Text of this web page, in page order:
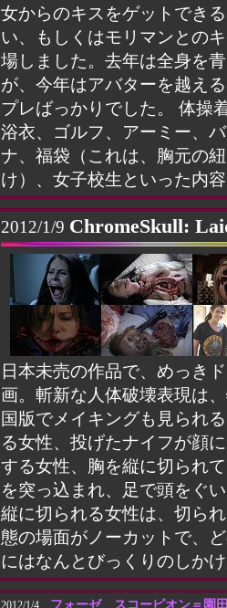
女からのキスをゲットでき
い、もしくはモリマンとの
場しました。去年は全身を
が、今年はアバターを越え
プレばっかりでした。 体操
浴衣、ゴルフ、アーミー、
ナ、福袋（これは、胸元の
け）、女子校生といった内
2012/1/9 ChromeSkull:
日本未売の作品で、めっき
画。斬新な人体破壊表現は
国版でメイキングも見られ
る女性、投げたナイフが顔
する女性、胸を縦に切られ
を突っ込まれ、足で頭をぐ
縦に切られる女性は、切ら
態の場面がノーカットで、
にはなんとびっくりのしか
2012/1/4 フォーゼ スコーピオン＝園